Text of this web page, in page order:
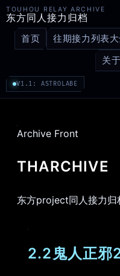
TOUHOU RELAY ARCHIVE
东方同人接力归档
首页 往期接力列表大
关
V1.1: ASTROLABE
Archive Front
THARCHIVE
东方project同人接力归
2.2鬼人正